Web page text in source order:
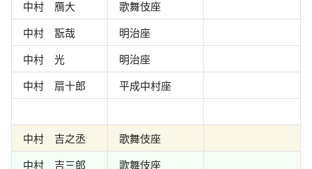
中村 鴈大
歌舞伎座
中村 翫哉
明治座
中村 光
明治座
中村 扇十郎
平成中村座
中村 吉之丞
歌舞伎座
中村 吉三郎
歌舞伎座